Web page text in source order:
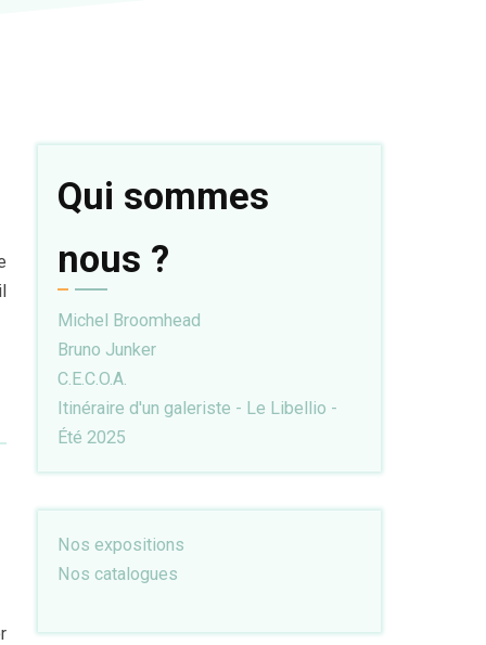
Qui sommes
nous ?
Michel Broomhead
Bruno Junker
C.E.C.O.A.
Itinéraire d'un galeriste - Le Libellio -
Été 2025
Nos expositions
Nos catalogues